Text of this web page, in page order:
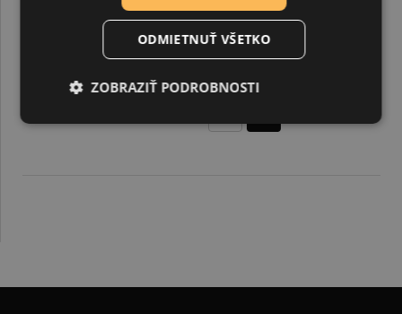
Sklenená korálka, ovál, 16 x 13 mm, priehľadná
ODMIETNUŤ VŠETKO
ZOBRAZIŤ PODROBNOSTI